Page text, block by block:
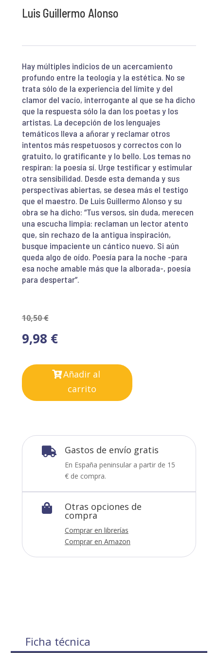
Luis Guillermo Alonso
Hay múltiples indicios de un acercamiento
profundo entre la teología y la estética. No se
trata sólo de la experiencia del límite y del
clamor del vacío, interrogante al que se ha dicho
que la respuesta sólo la dan los poetas y los
artistas. La decepción de los lenguajes
temáticos lleva a añorar y reclamar otros
intentos más respetuosos y correctos con lo
gratuito, lo gratificante y lo bello. Los temas no
respiran: la poesía sí. Urge testificar y estimular
otra sensibilidad. Desde esta demanda y sus
perspectivas abiertas, se desea más el testigo
que el maestro. De Luis Guillermo Alonso y su
obra se ha dicho: “Tus versos, sin duda, merecen
una escucha limpia: reclaman un lector atento
que, sin rechazo de la antigua inspiración,
busque impaciente un cántico nuevo. Si aún
queda algo de oído. Poesía para la noche -para
esa noche amable más que la alborada-, poesía
para despertar”.
10,50€
9,98 €
Añadir al
carrito
 Gastos de envío gratis
En España peninsular a partir de 15
€ de compra.
 Otras opciones de
compra
Comprar en librerías
Comprar en Amazon
Ficha técnica